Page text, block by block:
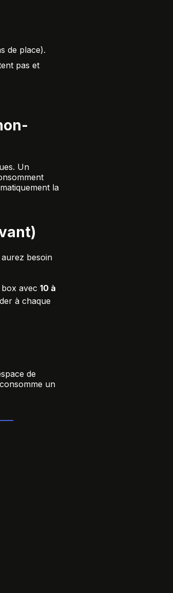
de place).
pas et
Un
la
besoin
avec 10 à
à chaque
de
un